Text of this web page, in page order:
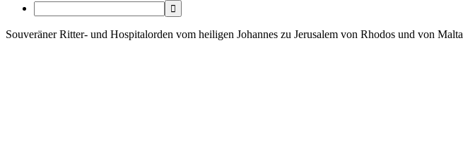
Souveräner Ritter- und Hospitalorden vom heiligen Johannes zu Jerusalem von Rhodos und von Malta